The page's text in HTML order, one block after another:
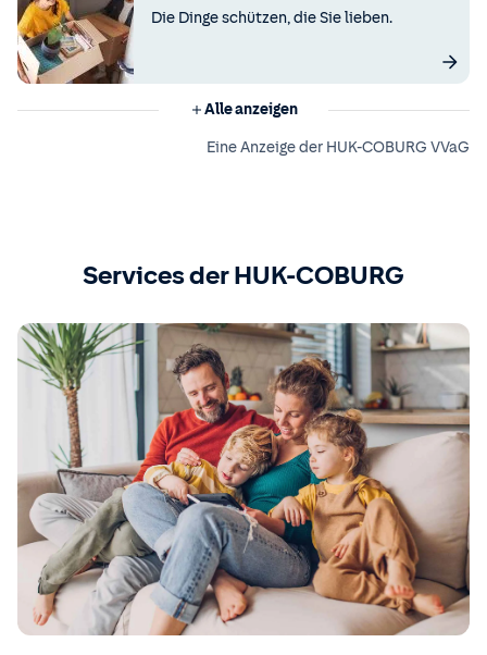
Die Dinge schützen, die Sie lieben.
Alle anzeigen
Eine Anzeige der HUK-COBURG VVaG
Services der HUK-COBURG